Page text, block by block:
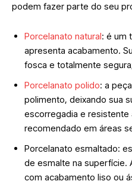
podem fazer parte do seu
Porcelanato natural: é um
apresenta acabamento.
fosca e totalmente
Porcelanato polido: a
polimento, deixando sua
escorregadia e resistente
recomendado em áreas
Porcelanato esmaltado:
de esmalte na superfície.
com acabamento liso ou